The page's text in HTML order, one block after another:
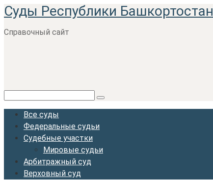
Перейти
к
контенту
Суды Республики Башкортостан
Справочный сайт
Все суды
Федеральные судьи
Судебные участки
Мировые судьи
Арбитражный суд
Верховный суд